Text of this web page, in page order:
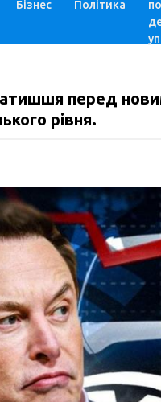
Бізнес Політика
перед
рівня.